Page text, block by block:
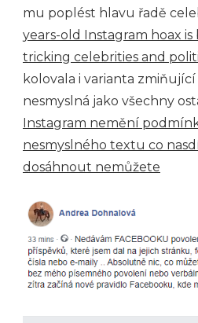
mu poplést hlavu řadě
years-old Instagram hoax is
tricking celebrities and
kolovala i varianta
nesmyslná jako všechny
Instagram nemění
nesmyslného textu co
dosáhnout nemůžete